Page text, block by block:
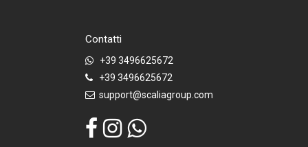
Contatti
+39 3496625672
+39 3496625672
support@scaliagroup.com